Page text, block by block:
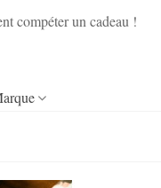
compéter un cadeau !